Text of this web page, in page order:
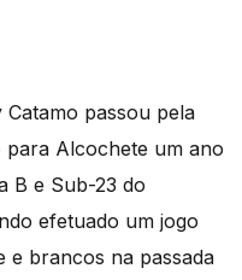
Catamo passou pela
Alcochete um ano
B e Sub-23 do
efetuado um jogo
e brancos na passada